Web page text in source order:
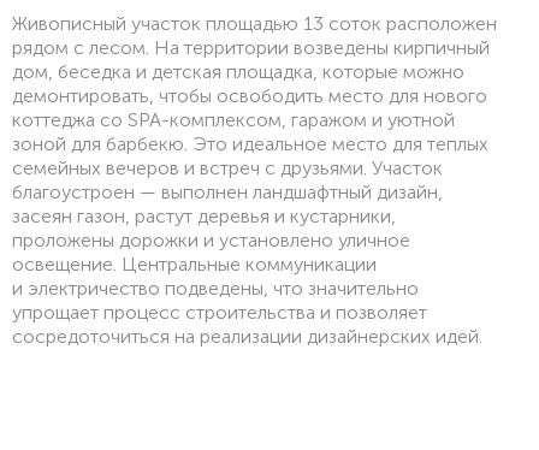
Живописный участок площадью 13 соток расположен
рядом с лесом. На территории возведены кирпичный
дом, беседка и детская площадка, которые можно
демонтировать, чтобы освободить место для нового
коттеджа со SPA-комплексом, гаражом и уютной
зоной для барбекю. Это идеальное место для теплых
семейных вечеров и встреч с друзьями. Участок
благоустроен — выполнен ландшафтный дизайн,
засеян газон, растут деревья и кустарники,
проложены дорожки и установлено уличное
освещение. Центральные коммуникации
и электричество подведены, что значительно
упрощает процесс строительства и позволяет
сосредоточиться на реализации дизайнерских идей.